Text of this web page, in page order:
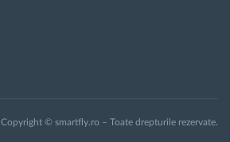
Copyright © smartfly.ro – Toate drepturile rezervate.